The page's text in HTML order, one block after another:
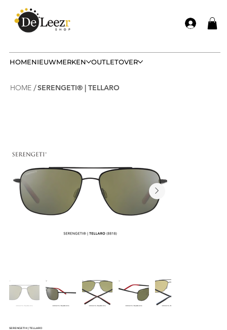
HOMENIEUWMERKEN OUTLETOVER
HOME /SERENGETI® | TELLARO
SERENGETI® | TELLARO